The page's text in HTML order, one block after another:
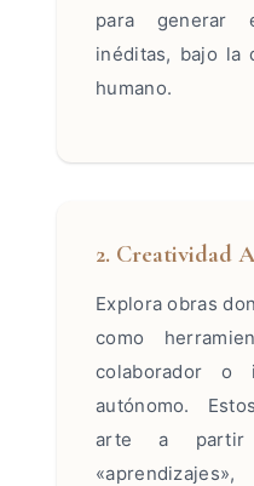
para generar
inéditas, bajo la
humano.
2. Creatividad
Explora obras
como
colaborador o
autónomo.
arte a partir